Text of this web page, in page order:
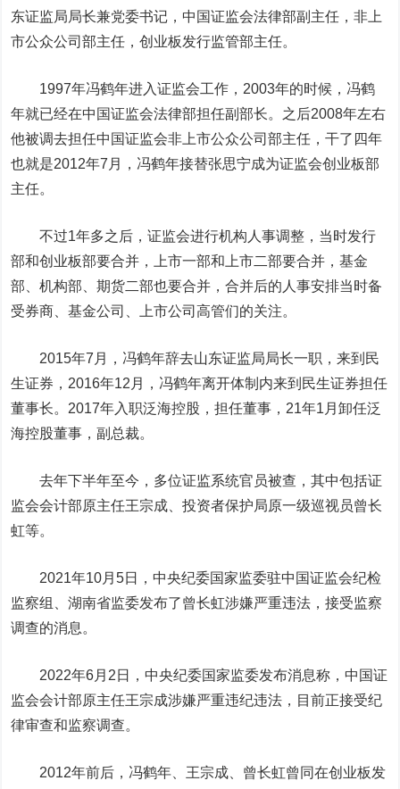
东证监局局长兼党委书记，中国证监会法律部副主任，非上
市公众公司部主任，创业板发行监管部主任。
1997年冯鹤年进入证监会工作，2003年的时候，冯鹤
年就已经在中国证监会法律部担任副部长。之后2008年左右
他被调去担任中国证监会非上市公众公司部主任，干了四年
也就是2012年7月，冯鹤年接替张思宁成为证监会创业板部
主任。
不过1年多之后，证监会进行机构人事调整，当时发行
部和创业板部要合并，上市一部和上市二部要合并，基金
部、机构部、期货二部也要合并，合并后的人事安排当时备
受券商、基金公司、上市公司高管们的关注。
2015年7月，冯鹤年辞去山东证监局局长一职，来到民
生证券，2016年12月，冯鹤年离开体制内来到民生证券担任
董事长。2017年入职泛海控股 ，担任董事，21年1月卸任泛
海控股董事，副总裁。
去年下半年至今，多位证监系统官员被查，其中包括证
监会会计部原主任王宗成、投资者保护局原一级巡视员曾长
虹等。
2021年10月5日 ， 中央纪委国家监委驻中国证监会纪检
监察组
、湖南省监委发布了曾长虹涉嫌严重违法 ，接受监察
调查的消息。
2022年6月2日，中央纪委国家监委发布消息称，中国证
监会会计部原主任王宗成涉嫌严重违纪违法，目前正接受纪
律审查和监察调查。
2012年前后，冯鹤年、王宗成、曾长虹曾同在创业板发